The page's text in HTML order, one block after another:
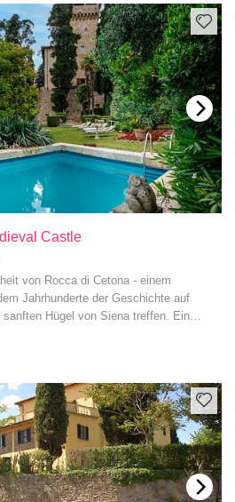
Castle
von Rocca di Cetona - einem
Jahrhunderte der Geschichte auf
Hügel von Siena treffen. Ein
Erlebnis erwartet Sie.